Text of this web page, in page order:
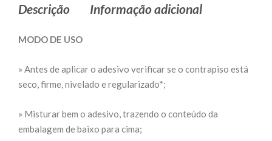
Descrição Informação adicional
MODO DE USO
» Antes de aplicar o adesivo verificar se o contrapiso está
seco, firme, nivelado e regularizado*;
» Misturar bem o adesivo, trazendo o conteúdo da
embalagem de baixo para cima;